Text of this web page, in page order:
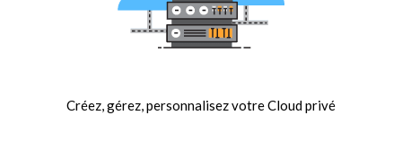
Créez, gérez, personnalisez votre Cloud privé